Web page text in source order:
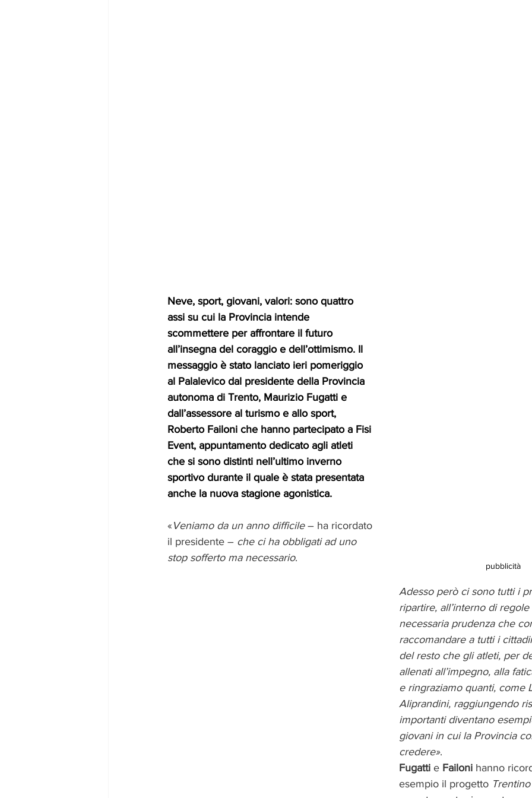
pubblicità
Neve, sport, giovani, valori: sono quattro
assi su cui la Provincia intende
scommettere per affrontare il futuro
all’insegna del coraggio e dell’ottimismo. Il
messaggio è stato lanciato ieri pomeriggio
al Palalevico dal presidente della Provincia
autonoma di Trento, Maurizio Fugatti e
dall’assessore al turismo e allo sport,
Roberto Failoni che hanno partecipato a Fisi
Event, appuntamento dedicato agli atleti
che si sono distinti nell’ultimo inverno
sportivo durante il quale è stata presentata
anche la nuova stagione agonistica.
« Veniamo da un anno difficile – ha ricordato
il presidente – che ci ha obbligati ad uno
stop sofferto ma necessario.
Adesso però ci sono tutti i
ripartire, all’interno di
necessaria prudenza che
raccomandare a tutti i
del resto che gli atleti, per
allenati all’impegno, alla
e ringraziamo quanti, come
Aliprandini, raggiungendo
importanti diventano
giovani in cui la Provincia
credere».
Fugatti e Failoni hanno
esempio il progetto